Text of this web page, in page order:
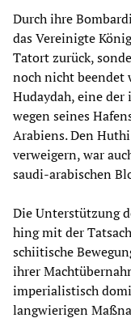
Durch ihre
das Vereinigte
Tatort zurück,
noch nicht beendet
Hudaydah, eine
wegen seines
Arabiens. Den
verweigern, war
saudi-arabischen
Die Unterstützung
hing mit der
schiitische
ihrer
imperialistisch
langwierigen